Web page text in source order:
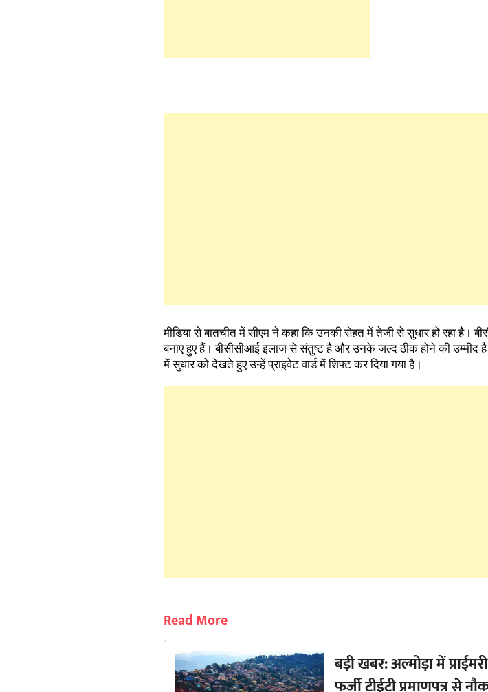
मीडिया से बातचीत में सीएम ने कहा कि उनकी सेहत में तेजी से सुधार हो रहा
बनाए हुए हैं। बीसीसीआई इलाज से संतुष्ट है और उनके जल्द ठीक होने की उम्मीद
में सुधार को देखते हुए उन्हें प्राइवेट वार्ड में शिफ्ट कर दिया गया है।
Read More
बड़ी खबर: अल्मोड़ा में
फर्जी टीईटी प्रमाणपत्र से